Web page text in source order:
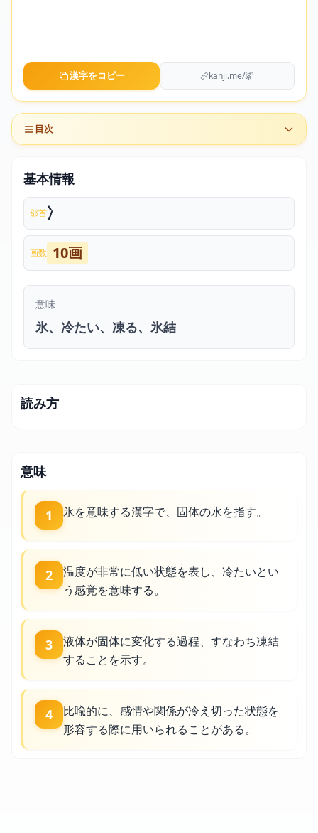
漢字をコピー kanji.me/㓒
目次
基本情報
部首冫
画数 10画
意味
氷、冷たい、凍る、氷結
読み方
意味
1 氷を意味する漢字で、固体の水を指す。
2
温度が非常に低い状態を表し、冷たいとい
う感覚を意味する。
3
液体が固体に変化する過程、すなわち凍結
することを示す。
4
比喩的に、感情や関係が冷え切った状態を
形容する際に用いられることがある。